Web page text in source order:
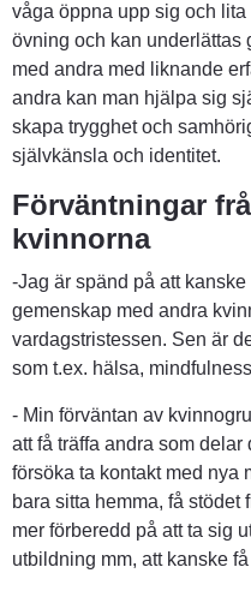
våga öppna upp sig och
övning och kan underlättas
med andra med liknande
andra kan man hjälpa sig
skapa trygghet och
självkänsla och identitet.
Förväntningar
kvinnorna
-Jag är spänd på att
gemenskap med andra
vardagstristessen. Sen är
som t.ex. hälsa,
- Min förväntan av
att få träffa andra som
försöka ta kontakt med nya
bara sitta hemma, få stödet
mer förberedd på att ta sig
utbildning mm, att kanske